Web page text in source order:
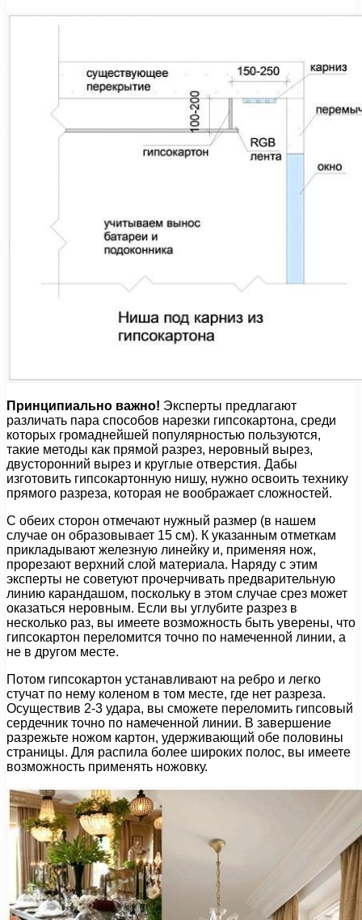
Принципиально важно! Эксперты предлагают
различать пара способов нарезки гипсокартона, среди
которых громаднейшей популярностью пользуются,
такие методы как прямой разрез, неровный вырез,
двусторонний вырез и круглые отверстия. Дабы
изготовить гипсокартонную нишу, нужно освоить технику
прямого разреза, которая не воображает сложностей.
С обеих сторон отмечают нужный размер (в нашем
случае он образовывает 15 см). К указанным отметкам
прикладывают железную линейку и, применяя нож,
прорезают верхний слой материала. Наряду с этим
эксперты не советуют прочерчивать предварительную
линию карандашом, поскольку в этом случае срез может
оказаться неровным. Если вы углубите разрез в
несколько раз, вы имеете возможность быть уверены, что
гипсокартон переломится точно по намеченной линии, а
не в другом месте.
Потом гипсокартон устанавливают на ребро и легко
стучат по нему коленом в том месте, где нет разреза.
Осуществив 2-3 удара, вы сможете переломить гипсовый
сердечник точно по намеченной линии. В завершение
разрежьте ножом картон, удерживающий обе половины
страницы. Для распила более широких полос, вы имеете
возможность применять ножовку.